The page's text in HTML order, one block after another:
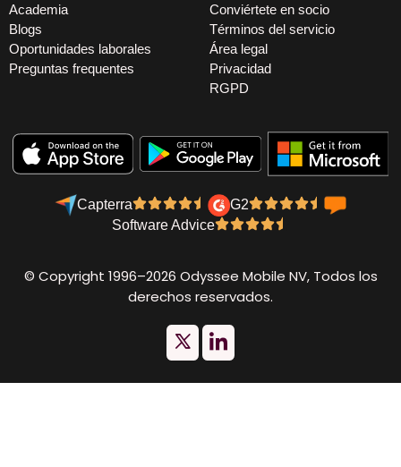
Academia
Blogs
Oportunidades laborales
Preguntas frequentes
Conviértete en socio
Términos del servicio
Área legal
Privacidad
RGPD
Capterra
G2
Software Advice
© Copyright 1996–2026 Odyssee Mobile NV, Todos los
derechos reservados.